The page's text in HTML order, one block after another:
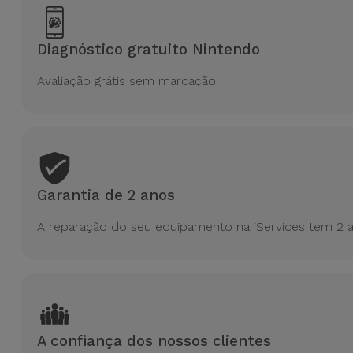
Outras
Marcas
Ver
para
Telemóvel
Carteiras,
Bolsas e
Mobilidade,
Auto e
Diagnóstico gratuito Nintendo
Avaliação grátis sem marcação
Garantia de 2 anos
A reparação do seu equipamento na iServices tem 2
A confiança dos nossos clientes